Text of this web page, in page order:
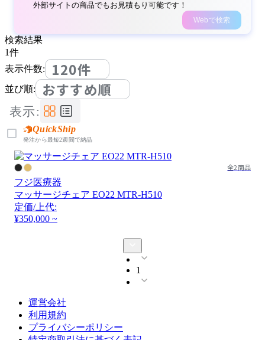
外部サイトの商品でもお見積もり可能です！
Webで検索
検索結果
1件
表示件数:
120件
並び順: おすすめ順
表示:
QuickShip
発注から最短2週間で納品
全2商品
フジ医療器
マッサージチェア EO22 MTR-H510
定価/上代:
¥350,000 ~
1
運営会社
利用規約
プライバシーポリシー